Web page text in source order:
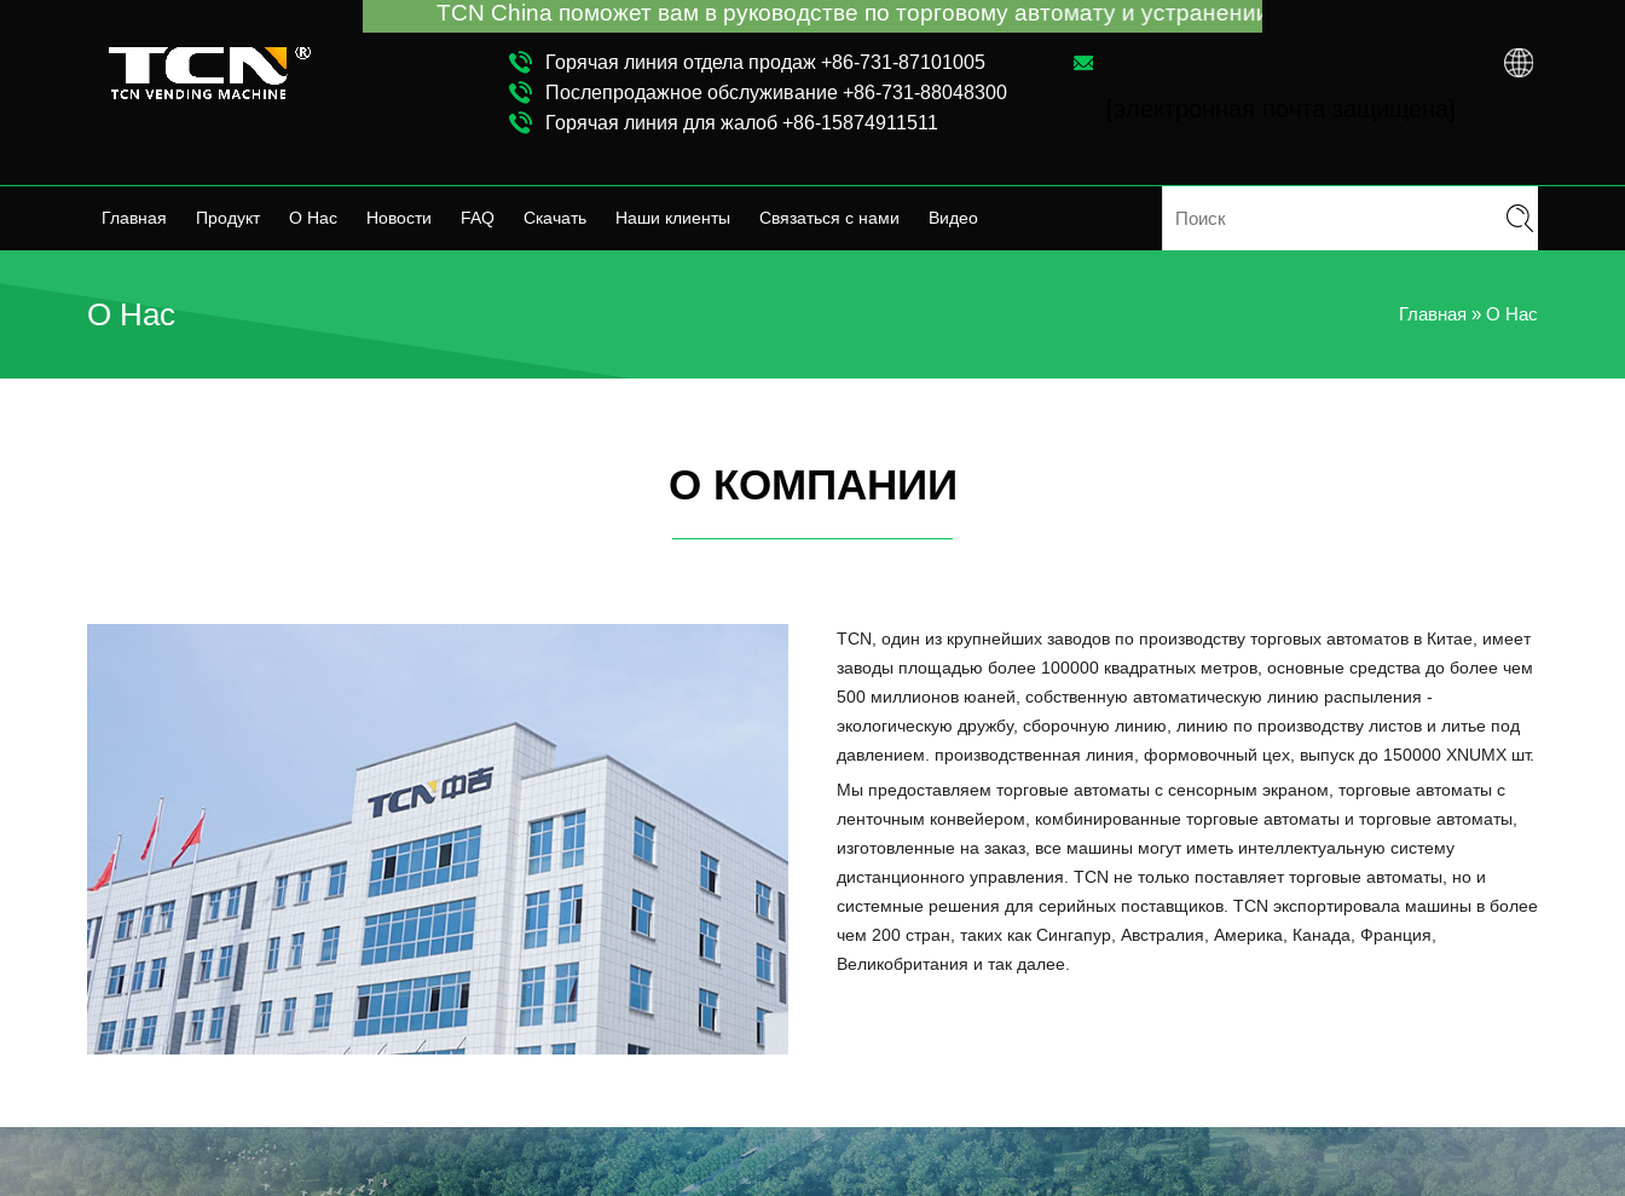
Горячая линия отдела продаж +86-731-87101005
Послепродажное обслуживание +86-731-88048300
Горячая линия для жалоб +86-15874911511
Главная Продукт О Нас Новости FAQ Скачать Наши клиенты Связаться с нами Видео
О Нас Главная » О Нас
О КОМПАНИИ
TCN, один из крупнейших заводов по производству торговых автоматов в Китае, имеет
заводы площадью более 100000 квадратных метров, основные средства до более чем
500 миллионов юаней, собственную автоматическую линию распыления -
экологическую дружбу, сборочную линию, линию по производству листов и литье под
давлением. производственная линия, формовочный цех, выпуск до 150000 XNUMX шт.
Мы предоставляем торговые автоматы с сенсорным экраном, торговые автоматы с
ленточным конвейером, комбинированные торговые автоматы и торговые автоматы,
изготовленные на заказ, все машины могут иметь интеллектуальную систему
дистанционного управления. TCN не только поставляет торговые автоматы, но и
системные решения для серийных поставщиков. TCN экспортировала машины в более
чем 200 стран, таких как Сингапур, Австралия, Америка, Канада, Франция,
Великобритания и так далее.
TCN China поможет вам в руководстве по торговому автомату и устранении неполадок, независимо от того,